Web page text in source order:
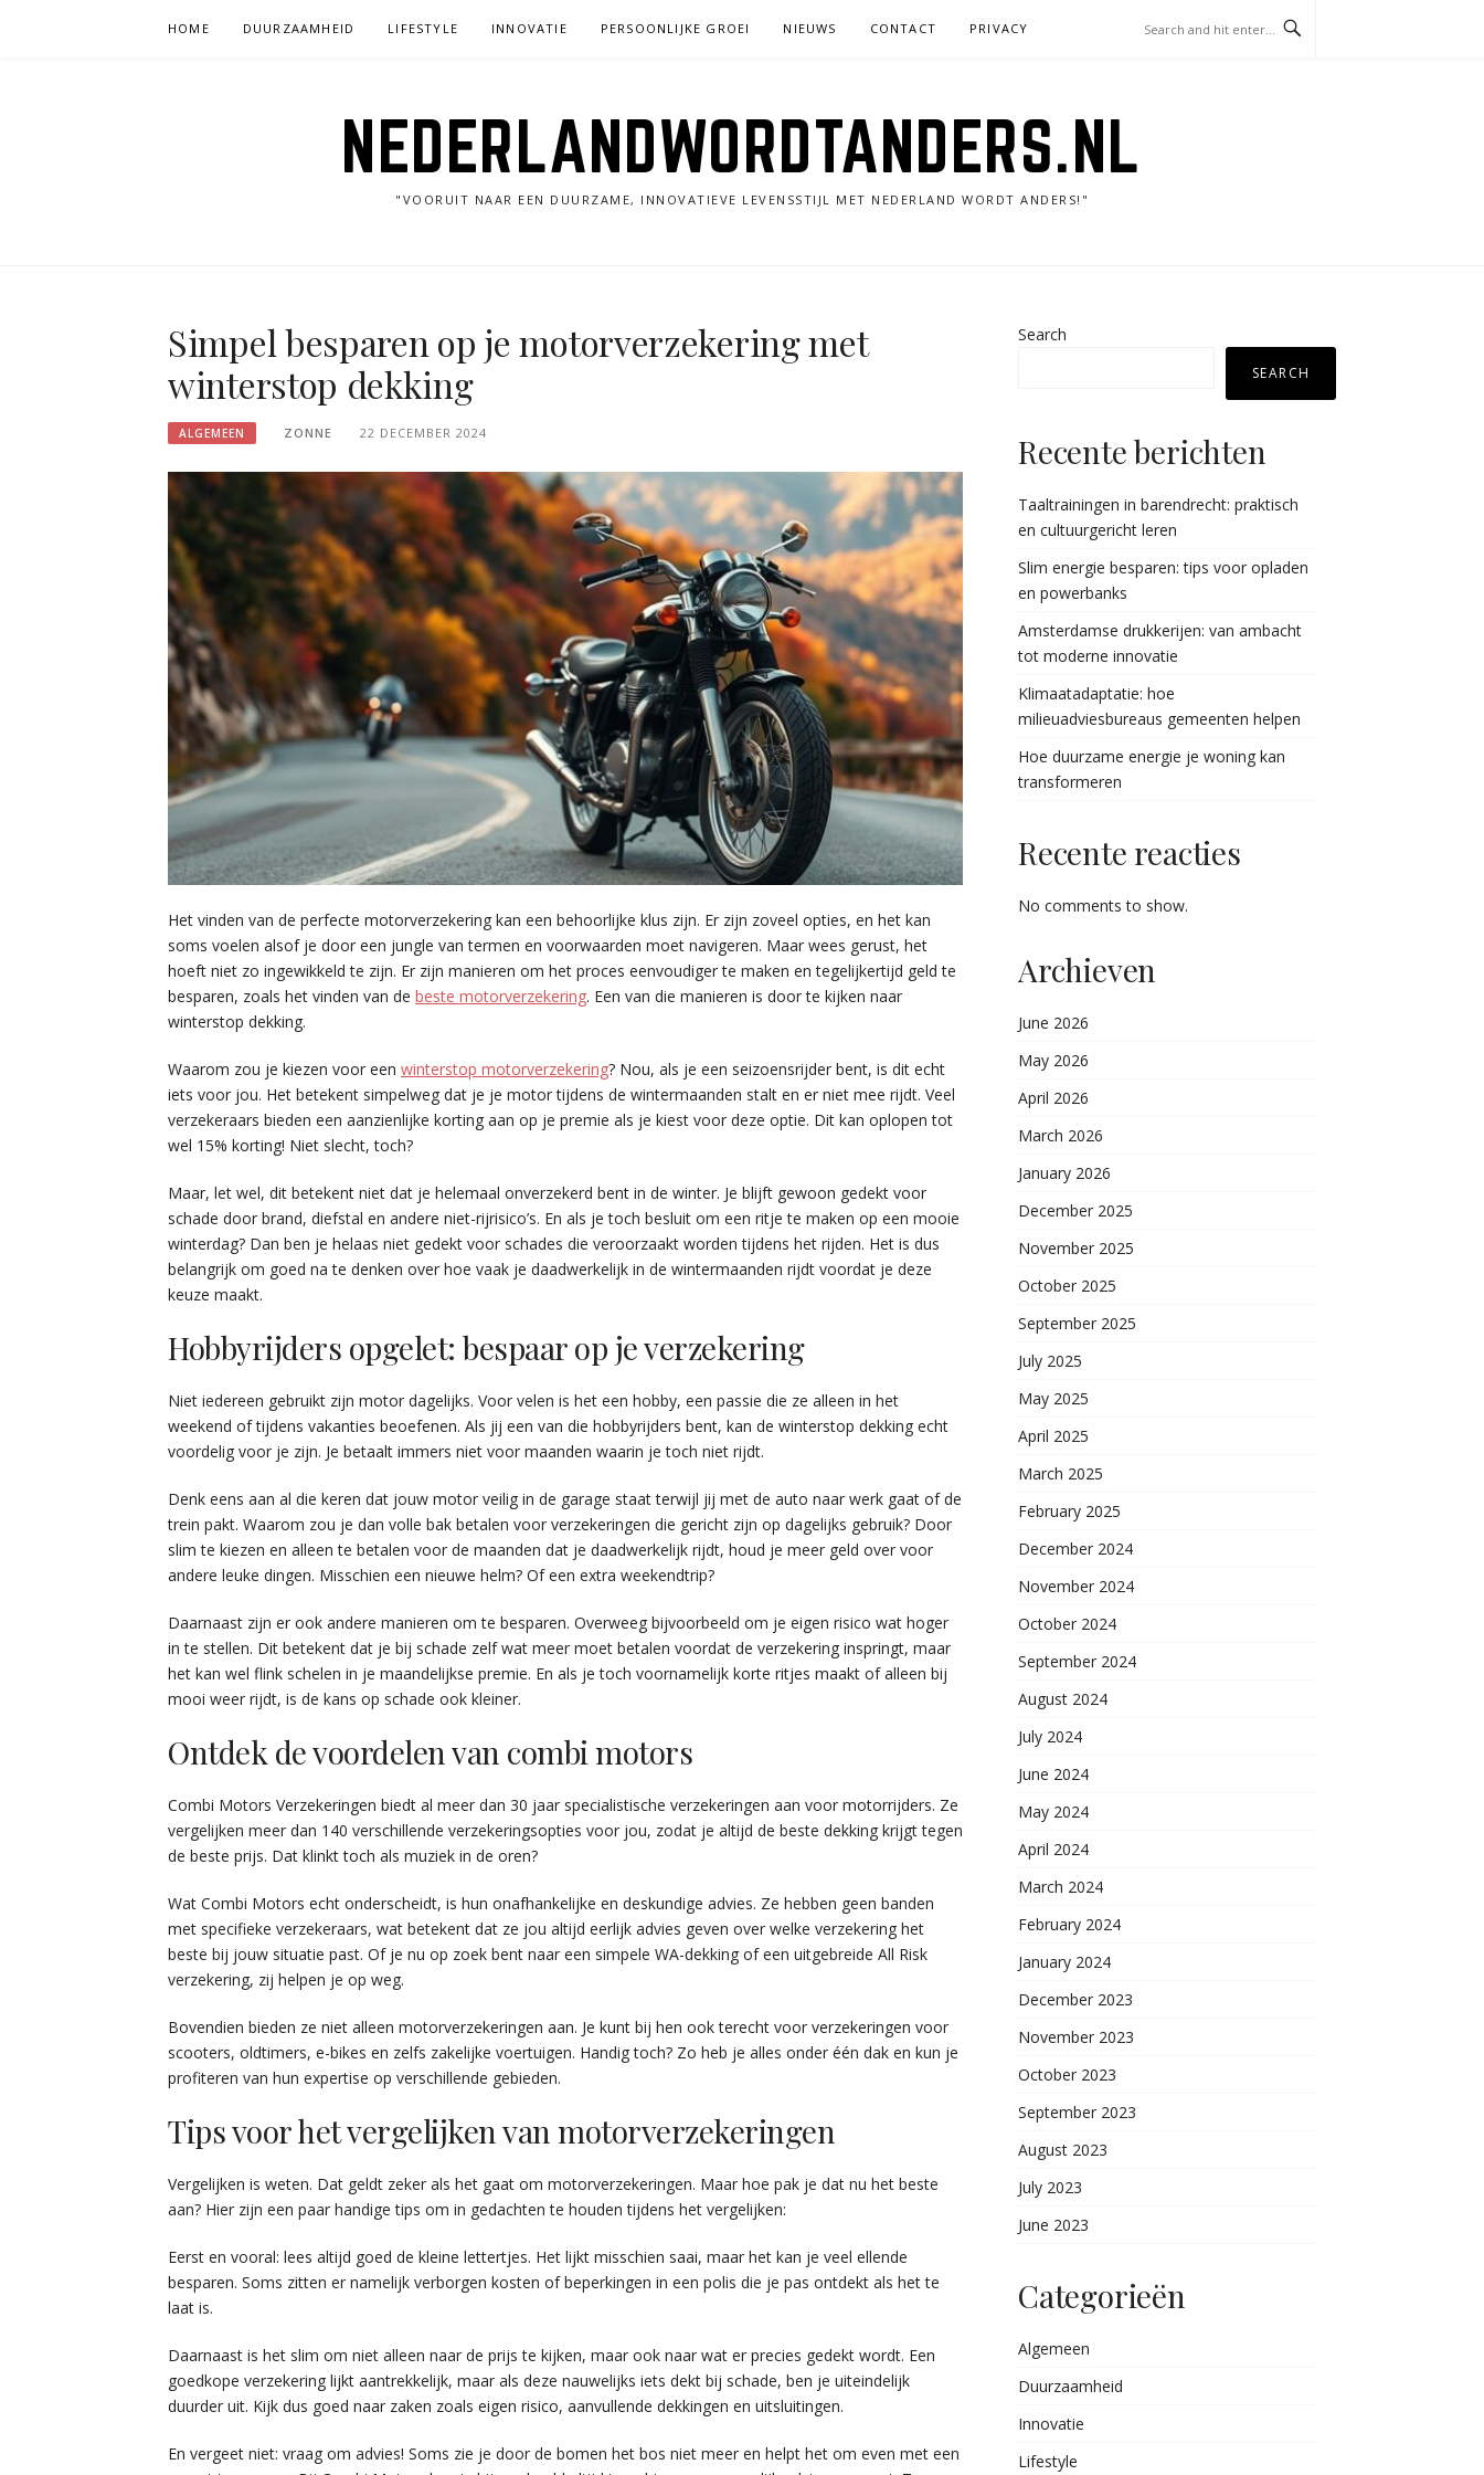
HOME DUURZAAMHEID LIFESTYLE INNOVATIE PERSOONLIJKE GROEI NIEUWS CONTACT PRIVACY
NEDERLANDWORDTANDERS.NL
"VOORUIT NAAR EEN DUURZAME, INNOVATIEVE LEVENSSTIJL MET NEDERLAND WORDT ANDERS!"
Simpel besparen op je motorverzekering met
winterstop dekking
ALGEMEEN ZONNE 22 DECEMBER 2024
Het vinden van de perfecte motorverzekering kan een behoorlijke klus zijn. Er zijn zoveel opties, en het kan
soms voelen alsof je door een jungle van termen en voorwaarden moet navigeren. Maar wees gerust, het
hoeft niet zo ingewikkeld te zijn. Er zijn manieren om het proces eenvoudiger te maken en tegelijkertijd geld te
besparen, zoals het vinden van de beste motorverzekering. Een van die manieren is door te kijken naar
winterstop dekking.
Waarom zou je kiezen voor een winterstop motorverzekering? Nou, als je een seizoensrijder bent, is dit echt
iets voor jou. Het betekent simpelweg dat je je motor tijdens de wintermaanden stalt en er niet mee rijdt. Veel
verzekeraars bieden een aanzienlijke korting aan op je premie als je kiest voor deze optie. Dit kan oplopen tot
wel 15% korting! Niet slecht, toch?
Maar, let wel, dit betekent niet dat je helemaal onverzekerd bent in de winter. Je blijft gewoon gedekt voor
schade door brand, diefstal en andere niet-rijrisico’s. En als je toch besluit om een ritje te maken op een mooie
winterdag? Dan ben je helaas niet gedekt voor schades die veroorzaakt worden tijdens het rijden. Het is dus
belangrijk om goed na te denken over hoe vaak je daadwerkelijk in de wintermaanden rijdt voordat je deze
keuze maakt.
Hobbyrijders opgelet: bespaar op je verzekering
Niet iedereen gebruikt zijn motor dagelijks. Voor velen is het een hobby, een passie die ze alleen in het
weekend of tijdens vakanties beoefenen. Als jij een van die hobbyrijders bent, kan de winterstop dekking echt
voordelig voor je zijn. Je betaalt immers niet voor maanden waarin je toch niet rijdt.
Denk eens aan al die keren dat jouw motor veilig in de garage staat terwijl jij met de auto naar werk gaat of de
trein pakt. Waarom zou je dan volle bak betalen voor verzekeringen die gericht zijn op dagelijks gebruik? Door
slim te kiezen en alleen te betalen voor de maanden dat je daadwerkelijk rijdt, houd je meer geld over voor
andere leuke dingen. Misschien een nieuwe helm? Of een extra weekendtrip?
Daarnaast zijn er ook andere manieren om te besparen. Overweeg bijvoorbeeld om je eigen risico wat hoger
in te stellen. Dit betekent dat je bij schade zelf wat meer moet betalen voordat de verzekering inspringt, maar
het kan wel flink schelen in je maandelijkse premie. En als je toch voornamelijk korte ritjes maakt of alleen bij
mooi weer rijdt, is de kans op schade ook kleiner.
Ontdek de voordelen van combi motors
Combi Motors Verzekeringen biedt al meer dan 30 jaar specialistische verzekeringen aan voor motorrijders. Ze
vergelijken meer dan 140 verschillende verzekeringsopties voor jou, zodat je altijd de beste dekking krijgt tegen
de beste prijs. Dat klinkt toch als muziek in de oren?
Wat Combi Motors echt onderscheidt, is hun onafhankelijke en deskundige advies. Ze hebben geen banden
met specifieke verzekeraars, wat betekent dat ze jou altijd eerlijk advies geven over welke verzekering het
beste bij jouw situatie past. Of je nu op zoek bent naar een simpele WA-dekking of een uitgebreide All Risk
verzekering, zij helpen je op weg.
Bovendien bieden ze niet alleen motorverzekeringen aan. Je kunt bij hen ook terecht voor verzekeringen voor
scooters, oldtimers, e-bikes en zelfs zakelijke voertuigen. Handig toch? Zo heb je alles onder één dak en kun je
profiteren van hun expertise op verschillende gebieden.
Tips voor het vergelijken van motorverzekeringen
Vergelijken is weten. Dat geldt zeker als het gaat om motorverzekeringen. Maar hoe pak je dat nu het beste
aan? Hier zijn een paar handige tips om in gedachten te houden tijdens het vergelijken:
Eerst en vooral: lees altijd goed de kleine lettertjes. Het lijkt misschien saai, maar het kan je veel ellende
besparen. Soms zitten er namelijk verborgen kosten of beperkingen in een polis die je pas ontdekt als het te
laat is.
Daarnaast is het slim om niet alleen naar de prijs te kijken, maar ook naar wat er precies gedekt wordt. Een
goedkope verzekering lijkt aantrekkelijk, maar als deze nauwelijks iets dekt bij schade, ben je uiteindelijk
duurder uit. Kijk dus goed naar zaken zoals eigen risico, aanvullende dekkingen en uitsluitingen.
En vergeet niet: vraag om advies! Soms zie je door de bomen het bos niet meer en helpt het om even met een
Search
SEARCH
Recente berichten
Taaltrainingen in barendrecht: praktisch
en cultuurgericht leren
Slim energie besparen: tips voor opladen
en powerbanks
Amsterdamse drukkerijen: van ambacht
tot moderne innovatie
Klimaatadaptatie: hoe
milieuadviesbureaus gemeenten helpen
Hoe duurzame energie je woning kan
transformeren
Recente reacties
No comments to show.
Archieven
June 2026
May 2026
April 2026
March 2026
January 2026
December 2025
November 2025
October 2025
September 2025
July 2025
May 2025
April 2025
March 2025
February 2025
December 2024
November 2024
October 2024
September 2024
August 2024
July 2024
June 2024
May 2024
April 2024
March 2024
February 2024
January 2024
December 2023
November 2023
October 2023
September 2023
August 2023
July 2023
June 2023
Categorieën
Algemeen
Duurzaamheid
Innovatie
Lifestyle